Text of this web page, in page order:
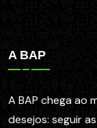
A BAP
A BAP chega ao
desejos: seguir